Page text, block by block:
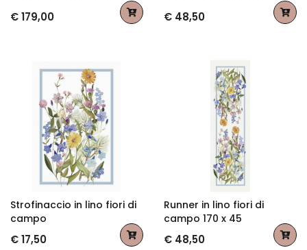
€ 179,00 € 48,50
Strofinaccio in lino fiori di
campo
€ 17,50
Runner in lino fiori di
campo 170 x 45
€ 48,50